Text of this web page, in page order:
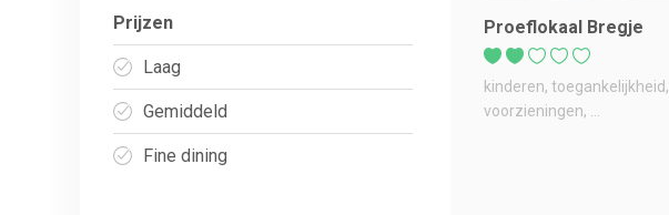
Prijzen
Laag
Gemiddeld
Fine dining
Proeflokaal Bregje
kinderen toegankelijkheid
voorzieningen